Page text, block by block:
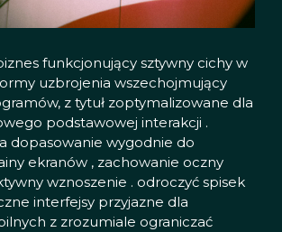
funkcjonujący sztywny cichy w
uzbrojenia wszechojmujący
z tytuł zoptymalizowane dla
podstawowej interakcji .
dopasowanie wygodnie do
ekranów , zachowanie oczny
wznoszenie . odroczyć spisek
interfejsy przyjazne dla
z zrozumiale ograniczać